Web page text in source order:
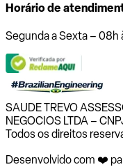
Horário de
Segunda a Sexta – 08h
SAUDE TREVO
NEGOCIOS LTDA –
Todos os direitos
Desenvolvido com ❤️